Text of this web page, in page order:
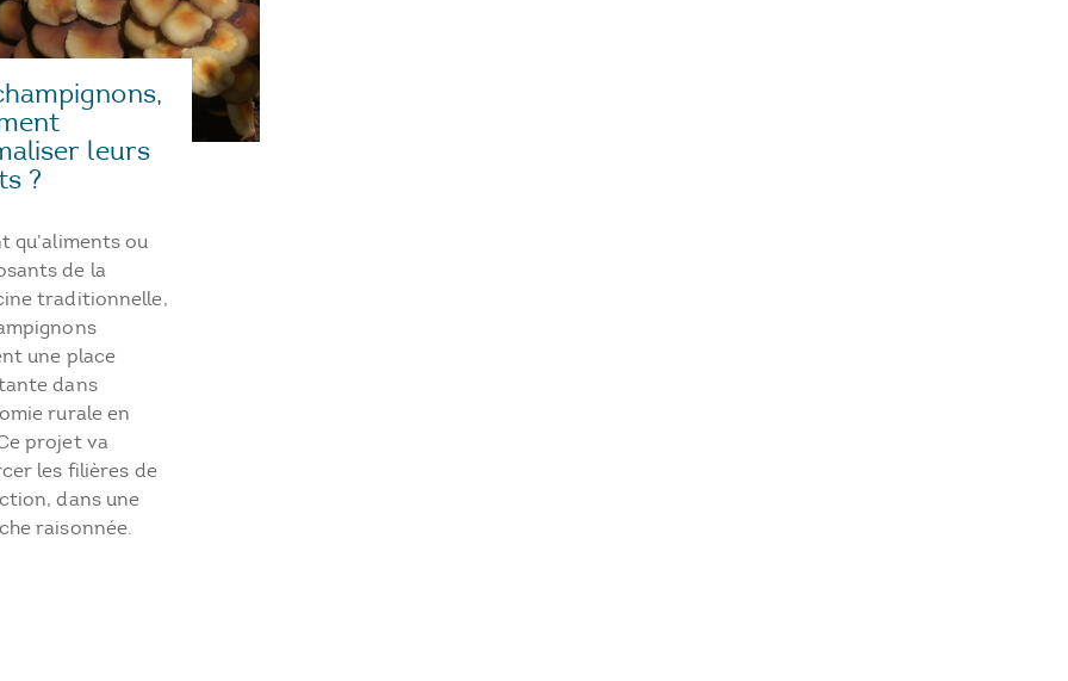
leurs
?
qu’aliments ou
de la
traditionnelle,
une place
dans
rurale en
projet va
les filières de
dans une
raisonnée.